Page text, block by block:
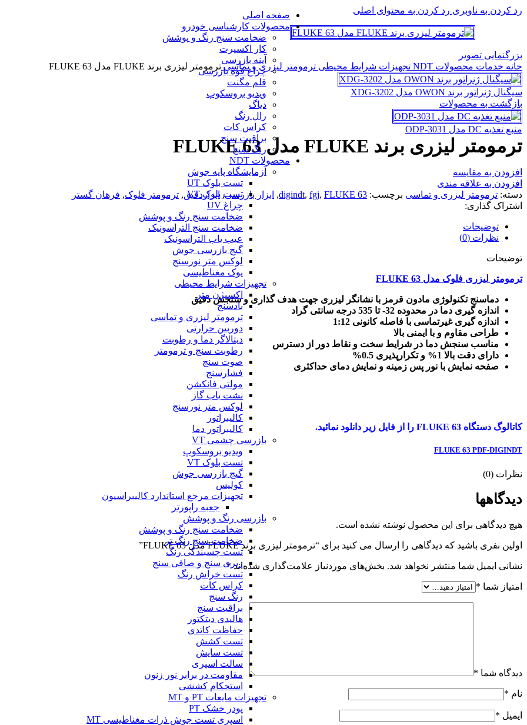
رد کردن به ناوبری رد کردن به محتوای اصلی
صفحه اصلی
محصولات کارشناسی خودرو
ضخامت سنج رنگ و پوشش
کار اکسپرت
آینه بازرسی
چراغ قوه بازرسی
قلم مگنت
ویدیو بروسکوپ
دیاگ
رال رنگ
کراس کات
براقیت سنج
رنگ سنج
محصولات NDT
آزمایشگاه پایه جوش
تست بلوک UT
تست بلوک VT
چراغ UV
ضخامت سنج رنگ و پوشش
ضخامت سنج التراسونیک
عیب یاب التراسونیک
گیج بازرسی جوش
لوکس متر نورسنج
یوک مغناطیسی
تجهیزات شرایط محیطی
اکسیژن متر
بادسنج
ترمومتر لیزری و تماسی
دوربین حرارتی
دیتالاگر دما و رطوبت
رطوبت سنج و ترمومتر
صوت سنج
فشارسنج
مولتی فانکشن
نشت یاب گاز
لوکس متر نورسنج
کالیبراتور
کالیبراتور دما
بازرسی چشمی VT
ویدیو بروسکوپ
تست بلوک VT
گیج بازرسی جوش
کولیس
تجهیزات مرجع استاندارد کالیبراسیون
جعبه راپورتر
بازرسی رنگ و پوشش
ضخامت سنج رنگ و پوشش
ضخامت سنج رنگ تر
تست چسبندگی رنگ
زبری سنج و صافی سنج
تست خراش رنگ
کراس کات
رنگ سنج
براقیت سنج
هالیدی دیتکتور
حفاظت کاتدی
تست کشش
تست سایش
سالت اسپری
مقاومت در برابر نور زنون
استحکام کششی
تجهیزات مایعات PT و MT
پودر خشک PT
اسپری تست جوش ذرات مغناطیسی MT
بزرگنمایی تصویر
خانه خدمات محصولات NDT تجهیزات شرایط محیطی ترمومتر لیزری و تماسیترمومتر لیزری برند FLUKE مدل FLUKE 63
سیگنال ژنراتور برند OWON مدل XDG-3202
بازگشت به محصولات
منبع تغذیه DC مدل ODP-3031
ترمومتر لیزری برند FLUKE مدل FLUKE 63
افزودن به مقایسه
افزودن به علاقه مندی
دسته: ترمومتر لیزری و تماسی برچسب: digindt, fgj, FLUKE 63
, ابزار بازرسی, ابزاردقیق, ترمومتر فلوک, فرهان گستر
اشتراک گذاری:
توضیحات
نظرات (0)
توضیحات
ترمومتر لیزری فلوک مدل FLUKE 63
دماسنج تکنولوژی مادون قرمز با نشانگر لیزری جهت هدف گذاری و سنجش دقیق
اندازه گیری دما در محدوده 32- تا 535 درجه سانتی گراد
اندازه گیری غیرتماسی با فاصله کانونی 1:12
طراحی مقاوم و با ایمنی بالا
مناسب سنجش دما در شرایط سخت و نقاط دور از دسترس
دارای دقت بالا 1% و تکرارپذیری 0.5%
صفحه نمایش با نور پس زمینه و نمایش دمای حداکثری
کاتالوگ دستگاه FLUKE 63 را از فایل زیر دانلود نمائید.
FLUKE 63 PDF-DIGINDT
نظرات (0)
دیدگاهها
هیچ دیدگاهی برای این محصول نوشته نشده است.
اولین نفری باشید که دیدگاهی را ارسال می کنید برای “ترمومتر لیزری برند FLUKE مدل FLUKE 63”
نشانی ایمیل شما منتشر نخواهد شد. بخش‌های موردنیاز علامت‌گذاری شده‌اند*
امتیاز شما *
دیدگاه شما *
نام *
ایمیل *